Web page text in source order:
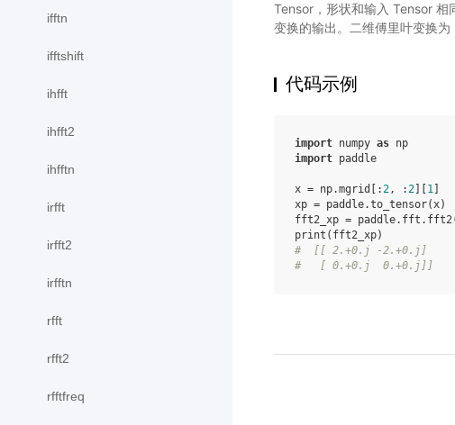
ifftn
ifftshift
ihfft
ihfft2
ihfftn
irfft
irfft2
irfftn
rfft
rfft2
rfftfreq
Tensor，形状和输入 Tensor 相
变换的输出。二维傅里叶变换为
代码示例
import numpy as np
import paddle
x = np.mgrid [:2, :2 1
xp = paddle.to_tensor(x)
fft2_xp = paddle. fft . fft2
print ( fft2_xp)
#  [[ 2.+0.j -2.+0.j]
#   [ 0.+0.j  0.+0.j]]